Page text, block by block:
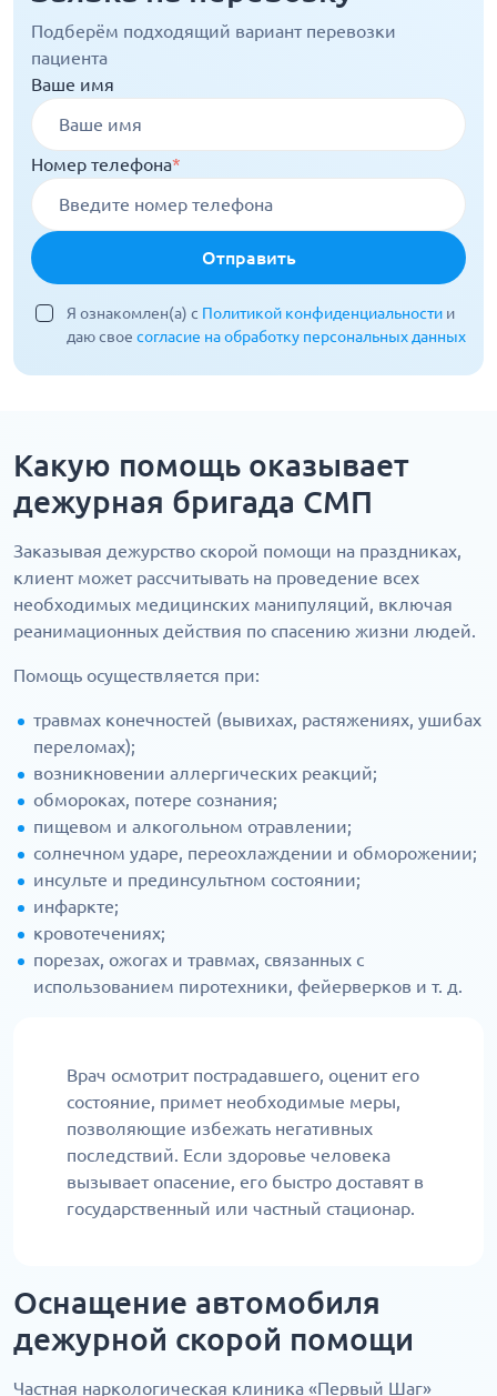
Подберём подходящий вариант перевозки
пациента
Ваше имя
Номер телефона*
Отправить
Я ознакомлен(а) с Политикой конфиденциальности и
даю свое согласие на обработку персональных данных
Какую помощь оказывает
дежурная бригада СМП
Заказывая дежурство скорой помощи на праздниках,
клиент может рассчитывать на проведение всех
необходимых медицинских манипуляций, включая
реанимационных действия по спасению жизни людей.
Помощь осуществляется при:
травмах конечностей (вывихах, растяжениях, ушибах
переломах);
возникновении аллергических реакций;
обмороках, потере сознания;
пищевом и алкогольном отравлении;
солнечном ударе, переохлаждении и обморожении;
инсульте и прединсультном состоянии;
инфаркте;
кровотечениях;
порезах, ожогах и травмах, связанных с
использованием пиротехники, фейерверков и т. д.
Врач осмотрит пострадавшего, оценит его
состояние, примет необходимые меры,
позволяющие избежать негативных
последствий. Если здоровье человека
вызывает опасение, его быстро доставят в
государственный или частный стационар.
Оснащение автомобиля
дежурной скорой помощи
Частная наркологическая клиника «Первый Шаг»